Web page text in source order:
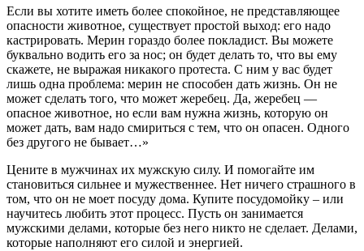
Если вы хотите иметь более спокойное, не представляющее
опасности животное, существует простой выход: его надо
кастрировать. Мерин гораздо более покладист. Вы можете
буквально водить его за нос; он будет делать то, что вы ему
скажете, не выражая никакого протеста. С ним у вас будет
лишь одна проблема: мерин не способен дать жизнь. Он не
может сделать того, что может жеребец. Да, жеребец —
опасное животное, но если вам нужна жизнь, которую он
может дать, вам надо смириться с тем, что он опасен. Одного
без другого не бывает…»
Цените в мужчинах их мужскую силу. И помогайте им
становиться сильнее и мужественнее. Нет ничего страшного в
том, что он не моет посуду дома. Купите посудомойку – или
научитесь любить этот процесс. Пусть он занимается
мужскими делами, которые без него никто не сделает. Делами,
которые наполняют его силой и энергией.